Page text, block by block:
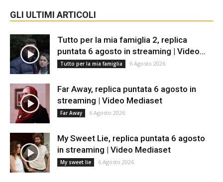
GLI ULTIMI ARTICOLI
Tutto per la mia famiglia 2, replica
puntata 6 agosto in streaming | Video...
Tutto per la mia famiglia 6 Agosto 2026
Far Away, replica puntata 6 agosto in
streaming | Video Mediaset
Far Away 6 Agosto 2026
My Sweet Lie, replica puntata 6 agosto
in streaming | Video Mediaset
My sweet lie 6 Agosto 2026